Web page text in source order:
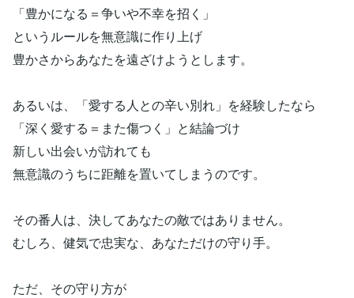
「豊かになる＝争いや不幸を招く」
というルールを無意識に作り上げ
豊かさからあなたを遠ざけようとします。
あるいは、「愛する人との辛い別れ」を経験したなら
「深く愛する＝また傷つく」と結論づけ
新しい出会いが訪れても
無意識のうちに距離を置いてしまうのです。
その番人は、決してあなたの敵ではありません。
むしろ、健気で忠実な、あなただけの守り手。
ただ、その守り方が